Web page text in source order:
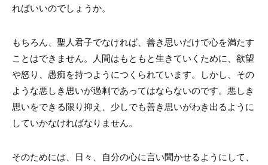
ればいいのでしょうか。
もちろん、聖人君子でなければ、善き思いだけで心を満たす
ことはできません。人間はもともと生きていくために、欲望
や怒り、愚痴を持つようにつくられています。しかし、その
ような悪しき思いが過剰であってはならないのです。悪しき
思いをできる限り抑え、少しでも善き思いがわき出るように
していかなければなりません。
そのためには、日々、自分の心に言い聞かせるようにして、